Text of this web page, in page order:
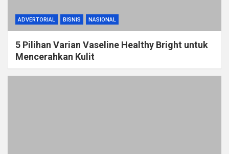
ADVERTORIAL BISNIS NASIONAL
5 Pilihan Varian Vaseline Healthy Bright untuk
Mencerahkan Kulit